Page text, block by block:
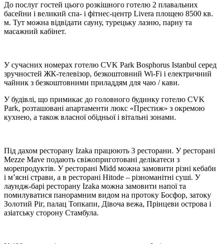
До послуг гостей цього розкішного готелю 2 плавальних
басейни і великий спа- і фітнес-центр Livera площею 8500 кв.
м. Тут можна відвідати сауну, турецьку лазню, парну та
масажний кабінет.
У сучасних номерах готелю CVK Park Bosphorus Istanbul серед
зручностей ЖК-телевізор, безкоштовний Wi-Fi і електричний
чайник з безкоштовними приладдям для чаю / кави.
У будівлі, що примикає до головного будинку готелю CVK
Park, розташовані апартаменти люкс «Престиж» з окремою
кухнею, а також власної обідньої і вітальні зонами.
Під дахом ресторану Izaka працюють 3 ресторани. У ресторані
Mezze Mave подають свіжоприготовані делікатеси з
морепродуктів. У ресторані Midd можна замовити різні кебаби
і м’ясні страви, а в ресторані Hitode – різноманітні суші. У
лаундж-барі ресторану Izaka можна замовити напої та
помилуватися панорамним видом на протоку Босфор, затоку
Золотий Ріг, палац Топкапи, Дівоча вежа, Прінцеви острова і
азіатську сторону Стамбула.